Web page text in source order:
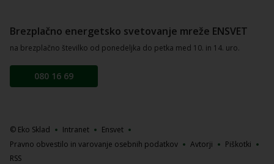
Brezplačno energetsko svetovanje mreže ENSVET
na brezplačno številko od ponedeljka do petka med 10. in 14. uro.
080 16 69
© Eko Sklad Intranet
Ensvet
Pravno obvestilo in varovanje osebnih podatkov
Avtorji
Piškotki
RSS